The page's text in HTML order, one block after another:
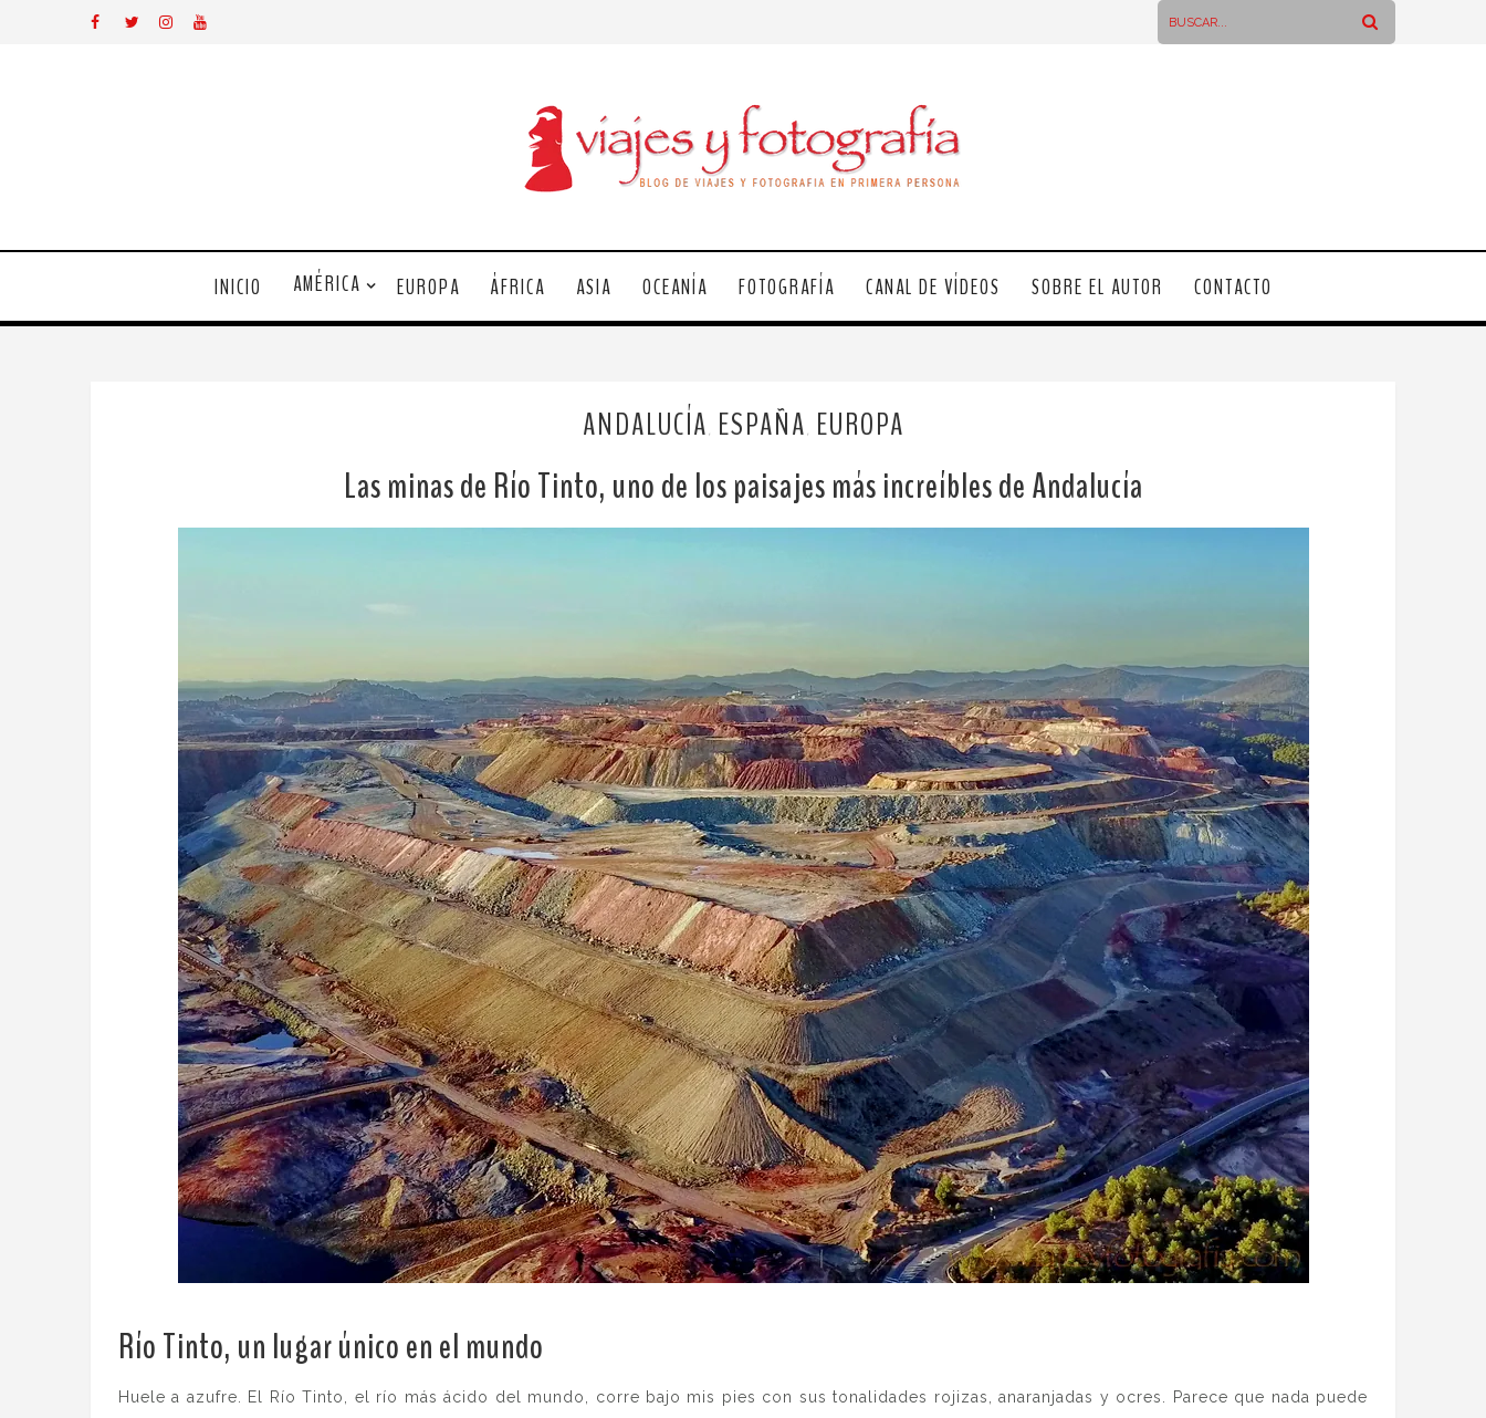
INICIO AMÉRICA EUROPA ÁFRICA ASIA OCEANÍA FOTOGRAFÍA CANAL DE VÍDEOS SOBRE EL AUTOR CONTACTO
ANDALUCÍA ESPAÑA EUROPA
Las minas de Río Tinto, uno de los paisajes más increíbles de Andalucía
Río Tinto, un lugar único en el mundo
Huele a azufre. El Río Tinto, el río más ácido del mundo, corre bajo mis pies con sus tonalidades rojizas, anaranjadas y ocres. Parece que nada puede